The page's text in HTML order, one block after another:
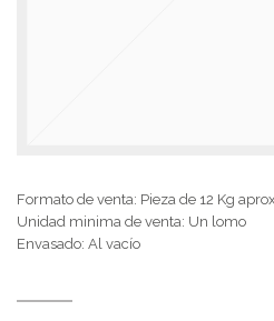
Formato de venta: Pieza de 12 Kg
Unidad minima de venta: Un lomo
Envasado: Al vacío